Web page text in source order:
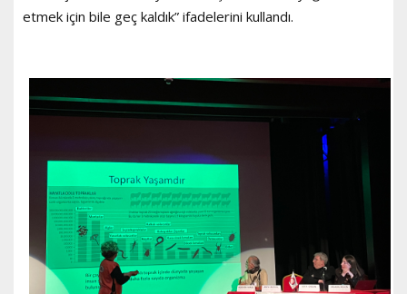
etmek için bile geç kaldık” ifadelerini kullandı.